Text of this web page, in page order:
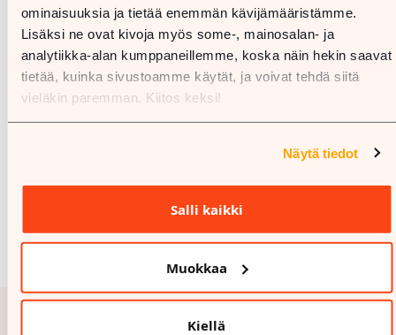
ominaisuuksia ja tietää enemmän kävijämääristämme.
Lisäksi ne ovat kivoja myös some-, mainosalan- ja
analytiikka-alan kumppaneillemme, koska näin hekin saavat
tietää, kuinka sivustoamme käytät, ja voivat tehdä siitä
vieläkin paremman. Kiitos keksi!
Näytä tiedot
Salli kaikki
Muokkaa
Kiellä